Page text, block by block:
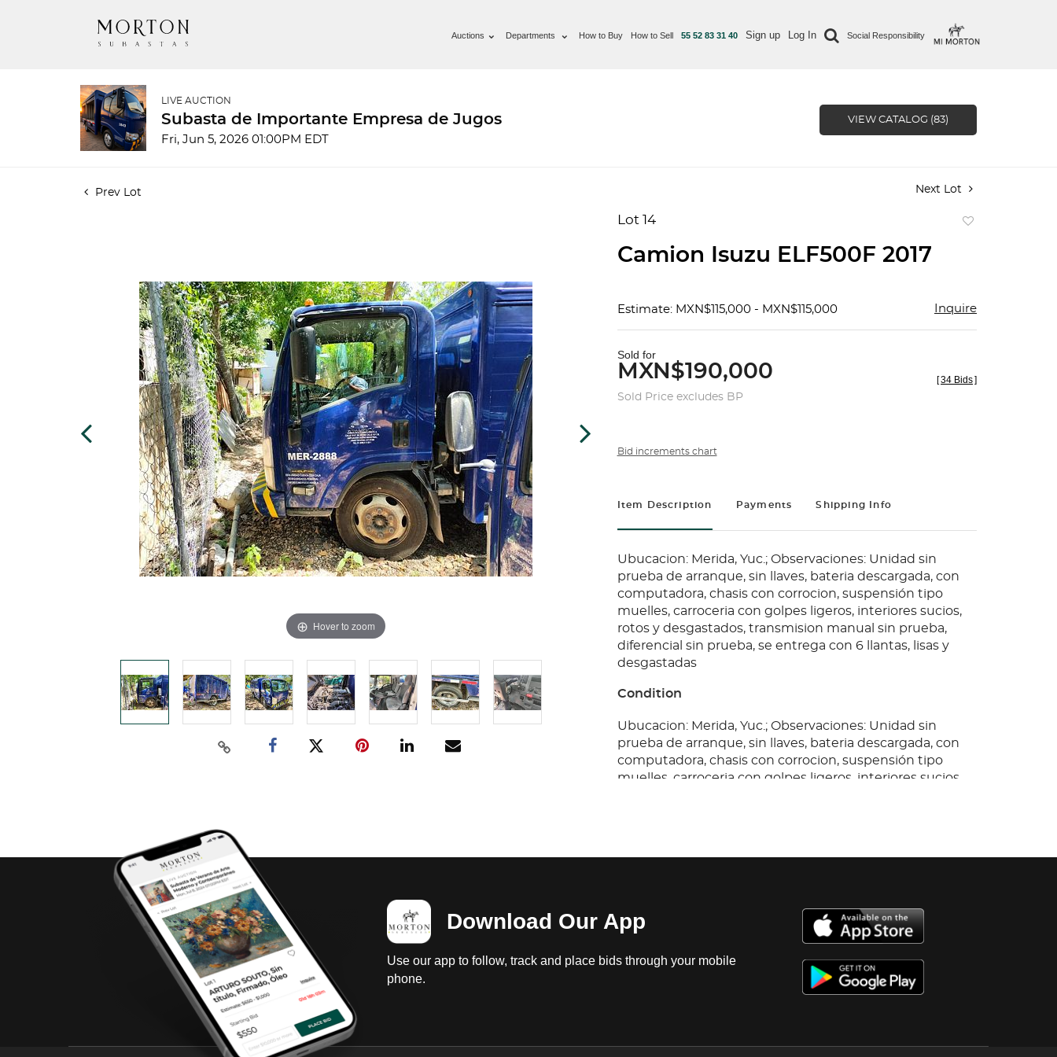
Auctions Departments How to Buy How to Sell 55 52 83 31 40 Sign up Log In Social Responsibility
LIVE AUCTION
Subasta de Importante Empresa de Jugos
Fri, Jun 5, 2026 01:00PM EDT
VIEW CATALOG (83)
Prev Lot Next Lot
Hover to zoom
Lot 14
Camion Isuzu ELF500F 2017
Estimate: MXN$115,000 - MXN$115,000 Inquire
Sold for
MXN$190,000
Sold Price excludes BP
[34 Bids]
Bid increments chart
Item Description Payments Shipping Info
Ubucacion: Merida, Yuc.; Observaciones: Unidad sin
prueba de arranque, sin llaves, bateria descargada, con
computadora, chasis con corrocion, suspensión tipo
muelles, carroceria con golpes ligeros, interiores sucios,
rotos y desgastados, transmision manual sin prueba,
diferencial sin prueba, se entrega con 6 llantas, lisas y
desgastadas
Condition
Ubucacion: Merida, Yuc.; Observaciones: Unidad sin
prueba de arranque, sin llaves, bateria descargada, con
computadora, chasis con corrocion, suspensión tipo
muelles, carroceria con golpes ligeros, interiores sucios,
Download Our App
Use our app to follow, track and place bids through your mobile
phone.